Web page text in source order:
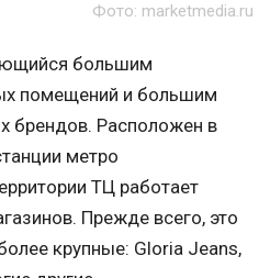
Фото: marketmedia.ru
большим
помещений и большим
брендов. Расположен в
метро
ТЦ работает
Прежде всего, это
крупные: Gloria Jeans,